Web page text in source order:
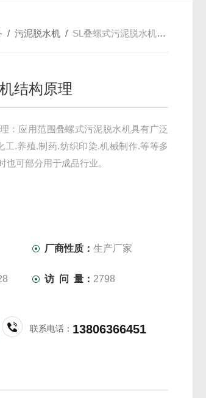
/污泥脱水机 / SL叠螺式污泥脱水机结构原理
结构原理
：应用范围叠螺式污泥脱水机具有广泛
工.养殖.制药.纺织印染.机械制作.等等多
也可部分用于成品行业。
厂商性质：生产厂家
访 问 量： 2798
联系电话： 13806366451